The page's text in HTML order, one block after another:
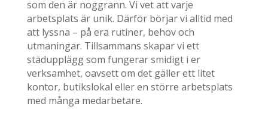
som den är noggrann. Vi vet att varje
arbetsplats är unik. Därför börjar vi alltid med
att lyssna – på era rutiner, behov och
utmaningar. Tillsammans skapar vi ett
städupplägg som fungerar smidigt i er
verksamhet, oavsett om det gäller ett litet
kontor, butikslokal eller en större arbetsplats
med många medarbetare.